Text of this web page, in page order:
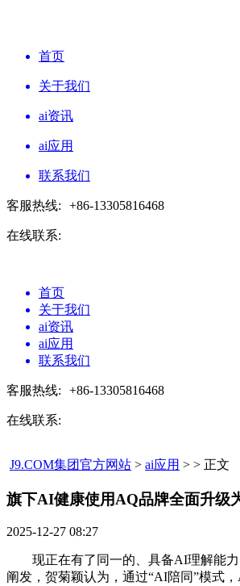
首页
关于我们
ai资讯
ai应用
联系我们
客服热线: +86-13305816468
在线联系:
首页
关于我们
ai资讯
ai应用
联系我们
客服热线: +86-13305816468
在线联系:
J9.COM集团官方网站 > ai应用 > > 正文
旗下AI健康使用AQ品牌全面升级
2025-12-27 08:27
现正在有了同一的、具备AI理解能力
阐发，贺菊颖认为，通过“AI陪同”模式